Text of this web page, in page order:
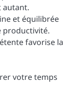
autant.
et équilibrée
productivité.
favorise la
votre temps